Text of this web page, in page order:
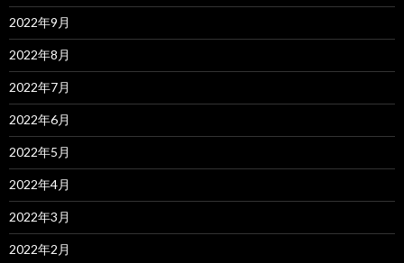
2022年9月
2022年8月
2022年7月
2022年6月
2022年5月
2022年4月
2022年3月
2022年2月